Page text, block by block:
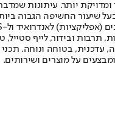
יותר. עיתונות
וב-2010 הפך "ישראל היום" לעיתון
ובידור, לייף סטייל,
עדכנית, בטוחה ונוחה.
על מוצרים